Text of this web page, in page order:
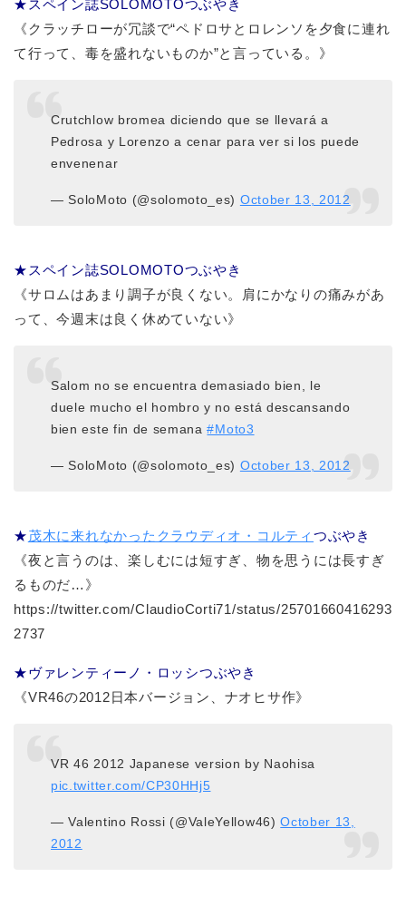
★スペイン誌SOLOMOTOつぶやき
《クラッチローが冗談で“ペドロサとロレンソを夕食に連れ
て行って、毒を盛れないものか”と言っている。》
Crutchlow bromea diciendo que se llevará a
Pedrosa y Lorenzo a cenar para ver si los puede
envenenar
— SoloMoto (@solomoto_es) October 13, 2012
★スペイン誌SOLOMOTOつぶやき
《サロムはあまり調子が良くない。肩にかなりの痛みがあ
って、今週末は良く休めていない》
Salom no se encuentra demasiado bien, le
duele mucho el hombro y no está descansando
bien este fin de semana#Moto3
— SoloMoto (@solomoto_es) October 13, 2012
★茂木に来れなかったクラウディオ・コルティ つぶやき
《夜と言うのは、楽しむには短すぎ、物を思うには長すぎ
るものだ…》
https://twitter.com/ClaudioCorti71/status/25701660416293
2737
★ヴァレンティーノ・ロッシつぶやき
《VR46の2012日本バージョン、ナオヒサ作》
VR 46 2012 Japanese version by Naohisa
pic.twitter.com/CP30HHj5
— Valentino Rossi (@ValeYellow46)October 13,
2012